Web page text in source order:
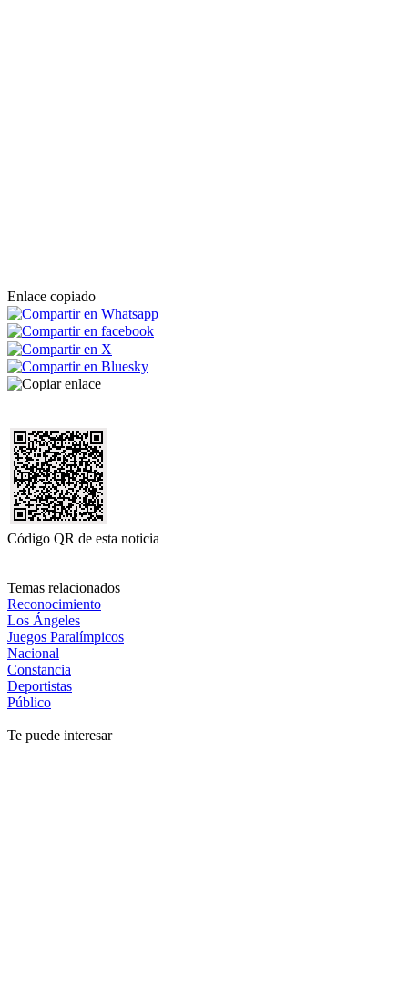
Enlace copiado
Código QR de esta noticia
Temas relacionados
Reconocimiento
Los Ángeles
Juegos Paralímpicos
Nacional
Constancia
Deportistas
Público
Te puede interesar